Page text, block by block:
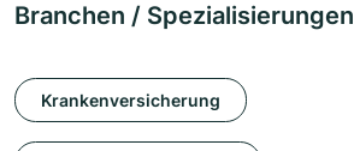
Branchen / Spezialisierungen
Krankenversicherung